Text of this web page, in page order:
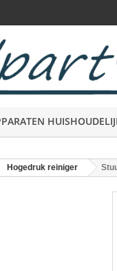
Hogedruk reiniger